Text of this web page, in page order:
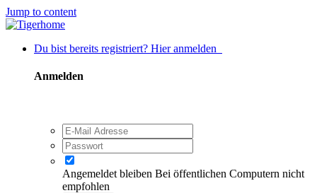
Jump to content
Du bist bereits registriert? Hier anmelden
Anmelden
Angemeldet bleiben Bei öffentlichen Computern nicht
empfohlen